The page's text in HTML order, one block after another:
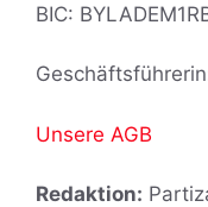
BIC:
Unsere AGB
Redaktion: